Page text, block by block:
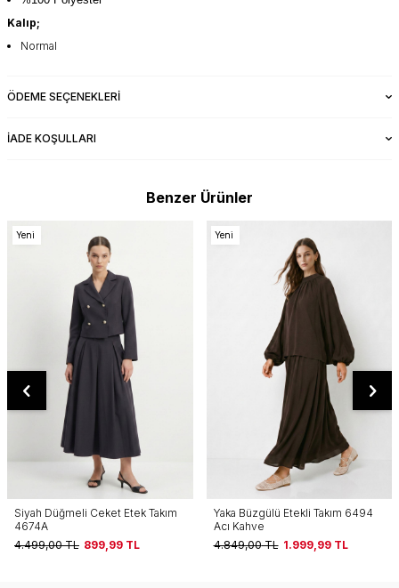
Kalıp;
Normal
ÖDEME SEÇENEKLERI
İADE KOŞULLARI
Benzer Ürünler
Yeni
Yaka Büzgülü Etekli Takım 6494
Acı Kahve
4.849,00TL 1.999,99TL
Yeni
Yaka Büzgülü Etekli Takım 6494
Mürdüm
4.849,00TL 1.999,99TL